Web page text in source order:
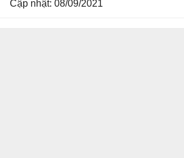
Cập nhật: 08/09/2021